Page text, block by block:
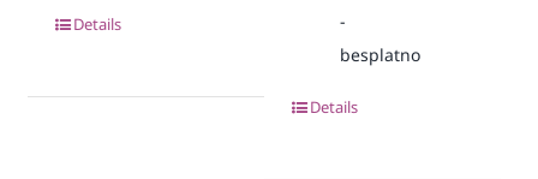
Details
-
besplatno
Details